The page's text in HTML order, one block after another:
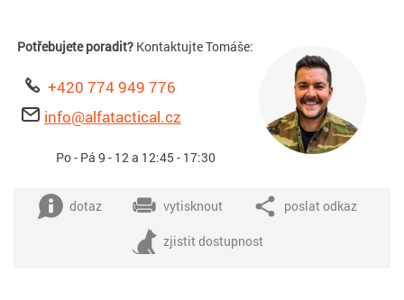
Potřebujete poradit? Kontaktujte Tomáše:
+420 774 949 776
info@alfatactical.cz
Po - Pá 9 - 12 a 12:45 - 17:30
dotaz vytisknout poslat odkaz
zjistit dostupnost